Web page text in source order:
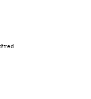
#red